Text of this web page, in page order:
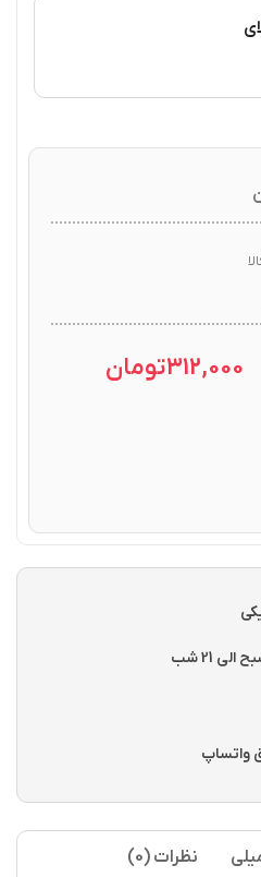
312,000تومان
واتساپ
نظرات (0)